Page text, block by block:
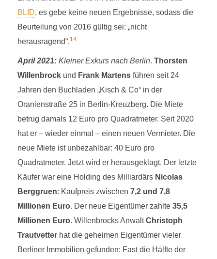
BLfD, es gebe keine neuen Ergebnisse, sodass die
Beurteilung von 2016 gültig sei: „nicht
herausragend“.14
April 2021:Kleiner Exkurs nach Berlin. Thorsten
Willenbrockund Frank Martensführen seit 24
Jahren den Buchladen „Kisch & Co“ in der
Oranienstraße 25 in Berlin-Kreuzberg. Die Miete
betrug damals 12 Euro pro Quadratmeter. Seit 2020
hat er – wieder einmal – einen neuen Vermieter. Die
neue Miete ist unbezahlbar: 40 Euro pro
Quadratmeter. Jetzt wird er herausgeklagt. Der letzte
Käufer war eine Holding des Milliardärs Nicolas
Berggruen: Kaufpreis zwischen 7,2 und 7,8
Millionen Euro. Der neue Eigentümer zahlte 35,5
Millionen Euro. Willenbrocks AnwaltChristoph
Trautvetterhat die geheimen Eigentümer vieler
Berliner Immobilien gefunden: Fast die Hälfte der